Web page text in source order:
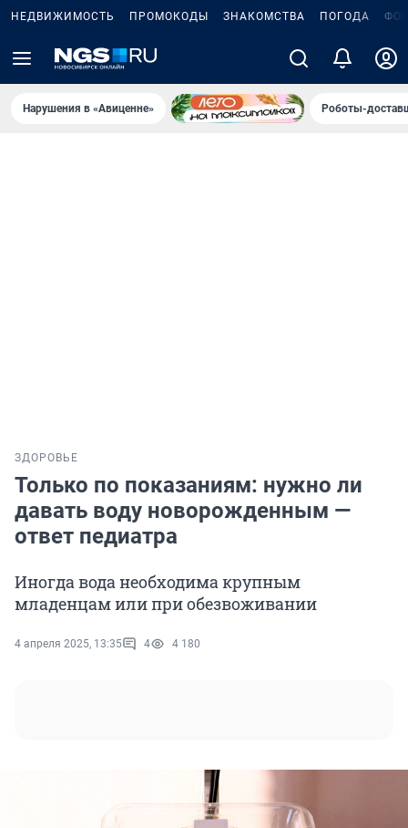
НЕДВИЖИМОСТЬ ПРОМОКОДЫ ЗНАКОМСТВА ПОГОДА
Нарушения в «Авиценне» Роботы-
ЗДОРОВЬЕ
Только по показаниям: нужно ли
давать воду новорожденным —
ответ педиатра
Иногда вода необходима крупным
младенцам или при обезвоживании
4 апреля 2025, 13:35 4 4 180